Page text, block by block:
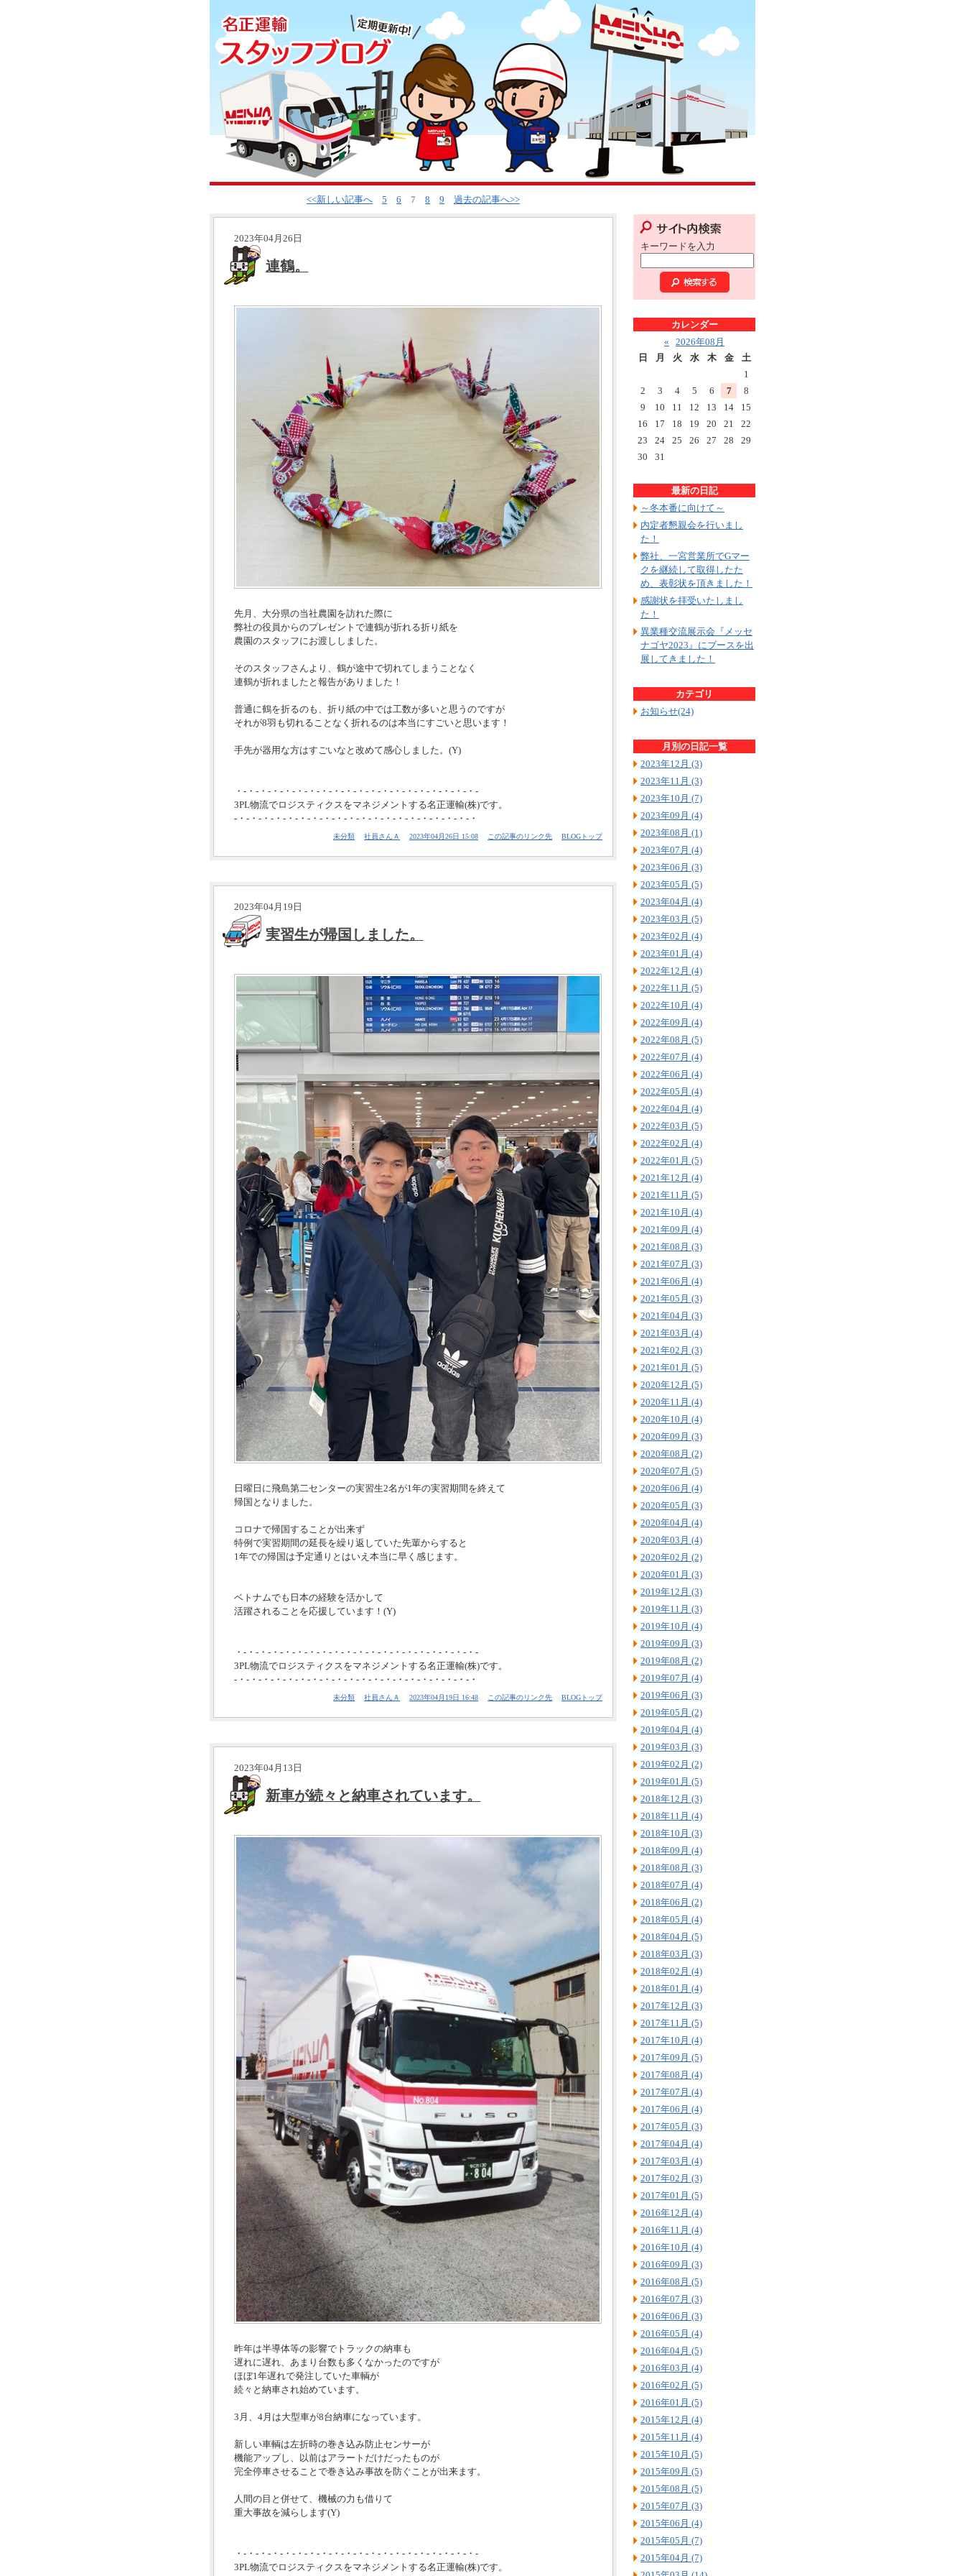
<<新しい記事へ 5 6 7 8 9 過去の記事へ>>
2023年04月26日
連鶴。
先月、大分県の当社農園を訪れた際に
弊社の役員からのプレゼントで連鶴が折れる折り紙を
農園のスタッフにお渡ししました。
そのスタッフさんより、鶴が途中で切れてしまうことなく
連鶴が折れましたと報告がありました！
普通に鶴を折るのも、折り紙の中では工数が多いと思うのですが
それが8羽も切れることなく折れるのは本当にすごいと思います！
手先が器用な方はすごいなと改めて感心しました。(Y)
・-・-・-・-・-・-・-・-・-・-・-・-・-・-・-・-・-・-・-・-
3PL物流でロジスティクスをマネジメントする名正運輸(株)です。
-・-・-・-・-・-・-・-・-・-・-・-・-・-・-・-・-・-・-・-・
未分類 社員さんＡ 2023年04月26日 15:08 この記事のリンク先 BLOGトップ
2023年04月19日
実習生が帰国しました。
日曜日に飛島第二センターの実習生2名が1年の実習期間を終えて
帰国となりました。
コロナで帰国することが出来ず
特例で実習期間の延長を繰り返していた先輩からすると
1年での帰国は予定通りとはいえ本当に早く感じます。
ベトナムでも日本の経験を活かして
活躍されることを応援しています！(Y)
・-・-・-・-・-・-・-・-・-・-・-・-・-・-・-・-・-・-・-・-
3PL物流でロジスティクスをマネジメントする名正運輸(株)です。
-・-・-・-・-・-・-・-・-・-・-・-・-・-・-・-・-・-・-・-・
未分類 社員さんＡ 2023年04月19日 16:48 この記事のリンク先 BLOGトップ
2023年04月13日
新車が続々と納車されています。
昨年は半導体等の影響でトラックの納車も
遅れに遅れ、あまり台数も多くなかったのですが
ほぼ1年遅れで発注していた車輌が
続々と納車され始めています。
3月、4月は大型車が8台納車になっています。
新しい車輌は左折時の巻き込み防止センサーが
機能アップし、以前はアラートだけだったものが
完全停車させることで巻き込み事故を防ぐことが出来ます。
人間の目と併せて、機械の力も借りて
重大事故を減らします(Y)
・-・-・-・-・-・-・-・-・-・-・-・-・-・-・-・-・-・-・-・-
3PL物流でロジスティクスをマネジメントする名正運輸(株)です。
キーワードを入力
カレンダー
«
2026年08月
日
月 火 水 木 金
土
1
2
3 4 5 6 7
8
9
10 11 12 13 14
15
16
17 18 19 20 21
22
23
24 25 26 27 28
29
30
31
最新の日記
～冬本番に向けて～
内定者懇親会を行いまし
た！
弊社、一宮営業所でGマー
クを継続して取得したた
め、表彰状を頂きました！
感謝状を拝受いたしまし
た！
異業種交流展示会『メッセ
ナゴヤ2023』にブースを出
展してきました！
カテゴリ
お知らせ(24)
月別の日記一覧
2023年12月 (3)
2023年11月 (3)
2023年10月 (7)
2023年09月 (4)
2023年08月 (1)
2023年07月 (4)
2023年06月 (3)
2023年05月 (5)
2023年04月 (4)
2023年03月 (5)
2023年02月 (4)
2023年01月 (4)
2022年12月 (4)
2022年11月 (5)
2022年10月 (4)
2022年09月 (4)
2022年08月 (5)
2022年07月 (4)
2022年06月 (4)
2022年05月 (4)
2022年04月 (4)
2022年03月 (5)
2022年02月 (4)
2022年01月 (5)
2021年12月 (4)
2021年11月 (5)
2021年10月 (4)
2021年09月 (4)
2021年08月 (3)
2021年07月 (3)
2021年06月 (4)
2021年05月 (3)
2021年04月 (3)
2021年03月 (4)
2021年02月 (3)
2021年01月 (5)
2020年12月 (5)
2020年11月 (4)
2020年10月 (4)
2020年09月 (3)
2020年08月 (2)
2020年07月 (5)
2020年06月 (4)
2020年05月 (3)
2020年04月 (4)
2020年03月 (4)
2020年02月 (2)
2020年01月 (3)
2019年12月 (3)
2019年11月 (3)
2019年10月 (4)
2019年09月 (3)
2019年08月 (2)
2019年07月 (4)
2019年06月 (3)
2019年05月 (2)
2019年04月 (4)
2019年03月 (3)
2019年02月 (2)
2019年01月 (5)
2018年12月 (3)
2018年11月 (4)
2018年10月 (3)
2018年09月 (4)
2018年08月 (3)
2018年07月 (4)
2018年06月 (2)
2018年05月 (4)
2018年04月 (5)
2018年03月 (3)
2018年02月 (4)
2018年01月 (4)
2017年12月 (3)
2017年11月 (5)
2017年10月 (4)
2017年09月 (5)
2017年08月 (4)
2017年07月 (4)
2017年06月 (4)
2017年05月 (3)
2017年04月 (4)
2017年03月 (4)
2017年02月 (3)
2017年01月 (5)
2016年12月 (4)
2016年11月 (4)
2016年10月 (4)
2016年09月 (3)
2016年08月 (5)
2016年07月 (3)
2016年06月 (3)
2016年05月 (4)
2016年04月 (5)
2016年03月 (4)
2016年02月 (5)
2016年01月 (5)
2015年12月 (4)
2015年11月 (4)
2015年10月 (5)
2015年09月 (5)
2015年08月 (5)
2015年07月 (3)
2015年06月 (4)
2015年05月 (7)
2015年04月 (7)